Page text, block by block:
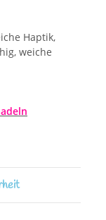
Haptik,
weiche
n